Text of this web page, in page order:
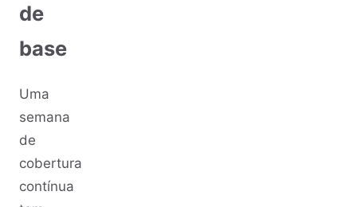
de
base
Uma
semana
de
cobertura
contínua